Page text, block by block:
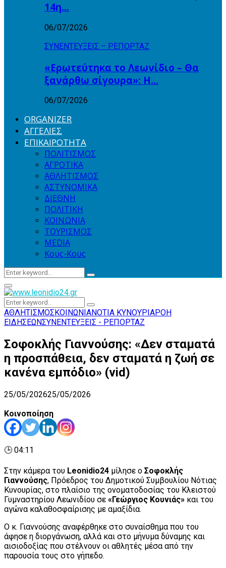
14η…
06/07/2026
ΣΥΝΕΝΤΕΥΞΕΙΣ – ΡΕΠΟΡΤΑΖ
«Ερωτεύτηκα το Λεωνίδιο – Θα
ξανάρθω σίγουρα»: Η…
06/07/2026
ORGANIZER
ΑΓΓΕΛΙΕΣ
ΕΠΙΚΑΙΡΟΤΗΤΑ
ΠΟΛΙΤΙΣΜΟΣ
ΑΓΡΟΤΙΚΑ
ΑΘΛΗΤΙΣΜΟΣ
ΑΣΤΥΝΟΜΙΚΑ
ΔΙΕΘΝΗ
ΠΟΛΙΤΙΚΗ
ΚΟΙΝΩΝΙΑ
ΤΟΥΡΙΣΜΟΣ
MEDIA
Κους-Κους
Search
Search
Primary
Menu
Search
for:
Search
ΑΘΛΗΤΙΣΜΟΣ ΚΟΙΝΩΝΙΑΝΟΤΙΑ ΚΥΝΟΥΡΙΑΡΟΗ
ΕΙΔΗΣΕΩΝΣΥΝΕΝΤΕΥΞΕΙΣ - ΡΕΠΟΡΤΑΖ
Σοφοκλής Γιαννούσης: «Δεν σταματά
η προσπάθεια, δεν σταματά η ζωή σε
κανένα εμπόδιο» (vid)
25/05/202625/05/2026
Κοινοποίηση
🕒 04:11
Στην κάμερα του Leonidio24 μίλησε ο Σοφοκλής
Γιαννούσης, Πρόεδρος του Δημοτικού Συμβουλίου Νότιας
Κυνουρίας, στο πλαίσιο της ονοματοδοσίας του Κλειστού
Γυμναστηρίου Λεωνιδίου σε «Γεώργιος Κουνιάς» και του
αγώνα καλαθοσφαίρισης με αμαξίδια.
Ο κ. Γιαννούσης αναφέρθηκε στο συναίσθημα που του
άφησε η διοργάνωση, αλλά και στο μήνυμα δύναμης και
αισιοδοξίας που στέλνουν οι αθλητές μέσα από την
παρουσία τους στο γήπεδο.